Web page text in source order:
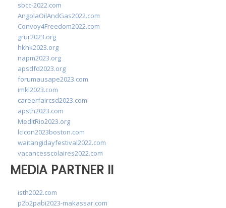
sbcc-2022.com
AngolaOilAndGas2022.com
Convoy4Freedom2022.com
grur2023.org
hkhk2023.org
napm2023.org
apsdfd2023.org
forumausape2023.com
imkl2023.com
careerfaircsd2023.com
apsth2023.com
MedItRio2023.org
lcicon2023boston.com
waitangidayfestival2022.com
vacancesscolaires2022.com
MEDIA PARTNER II
isth2022.com
p2b2pabi2023-makassar.com